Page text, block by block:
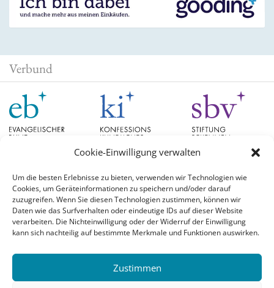
Cookie-Einwilligung verwalten
Um die besten Erlebnisse zu bieten, verwenden wir Technologien wie
Cookies, um Geräteinformationen zu speichern und/oder darauf
zuzugreifen. Wenn Sie diesen Technologien zustimmen, können wir
Daten wie das Surfverhalten oder eindeutige IDs auf dieser Website
verarbeiten. Die Nichteinwilligung oder der Widerruf der Einwilligung
kann sich nachteilig auf bestimmte Merkmale und Funktionen auswirken.
Zustimmen
Verbund
Schlagwörter
#aufgetischt Christian Schad Diskussion EB Bayern EB Hessen Evangelische
Monatsspruch
Reformation Theologie